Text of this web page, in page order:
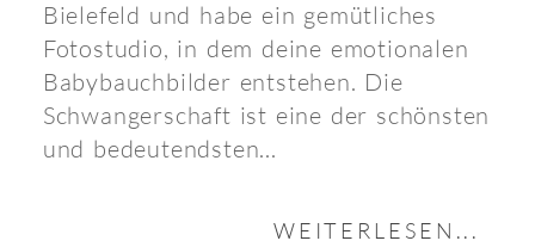
Bielefeld und habe ein gemütliches
Fotostudio, in dem deine emotionalen
Babybauchbilder entstehen. Die
Schwangerschaft ist eine der schönsten
und bedeutendsten...
WEITERLESEN...